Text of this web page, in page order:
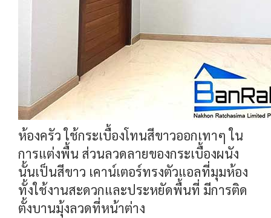
ห้องครัว ใช้กระเบื้องโทนสีขาวออกเทาๆ ใน
การแต่งพื้น ส่วนลวดลายของกระเบื้องผนัง
นั้นเป็นสีขาว เคาน์เตอร์ทรงตัวแอลที่มุมห้อง
ทั้งใช้งานสะดวกและประหยัดพื้นที่ มีการติด
ตั้งบานมุ้งลวดที่หน้าต่าง